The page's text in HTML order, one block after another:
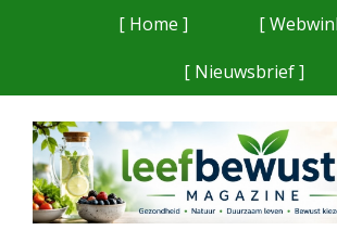
[ Home ]
[
[ Nieuwsbrief ]